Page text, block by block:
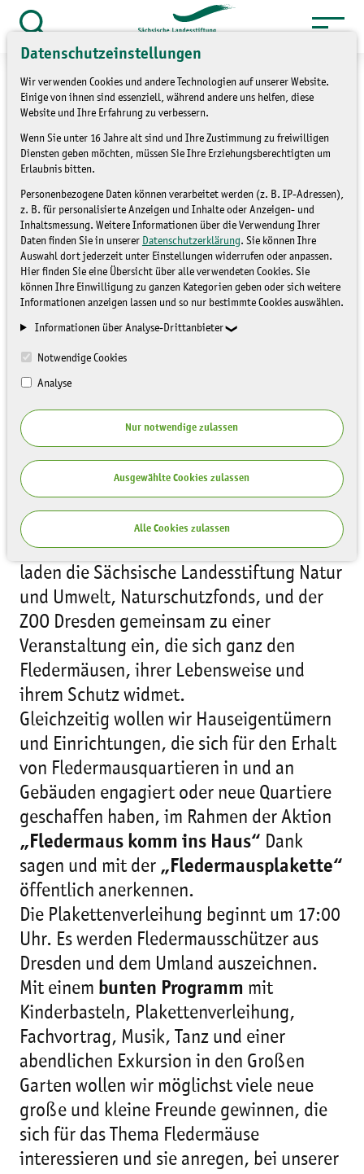
Datenschutzeinstellungen
Wir verwenden Cookies und andere Technologien auf unserer Website.
Einige von ihnen sind essenziell, während andere uns helfen, diese
Website und Ihre Erfahrung zu verbessern.
Wenn Sie unter 16 Jahre alt sind und Ihre Zustimmung zu freiwilligen
Diensten geben möchten, müssen Sie Ihre Erziehungsberechtigten um
Erlaubnis bitten.
Personenbezogene Daten können verarbeitet werden (z. B. IP-Adressen),
z. B. für personalisierte Anzeigen und Inhalte oder Anzeigen- und
Inhaltsmessung. Weitere Informationen über die Verwendung Ihrer
Daten finden Sie in unserer Datenschutzerklärung. Sie können Ihre
Auswahl dort jederzeit unter Einstellungen widerrufen oder anpassen.
Hier finden Sie eine Übersicht über alle verwendeten Cookies. Sie
können Ihre Einwilligung zu ganzen Kategorien geben oder sich weitere
Informationen anzeigen lassen und so nur bestimmte Cookies auswählen.
Informationen über Analyse-Drittanbieter
Notwendige Cookies
Analyse
Nur notwendige zulassen
Ausgewählte Cookies zulassen
Alle Cookies zulassen
Zum
Inhalt
springen
öffnen
Service » Presse und Medien
» Pressemitteilungen
14. Europäischen
Fledermausnacht
PRESSEMITTEILUNGEN
Im Rahmen der14. European Bat Night
laden die Sächsische Landesstiftung Natur
und Umwelt, Naturschutzfonds, und der
ZOO Dresden gemeinsam zu einer
Veranstaltung ein, die sich ganz den
Fledermäusen, ihrer Lebensweise und
ihrem Schutz widmet.
Gleichzeitig wollen wir Hauseigentümern
und Einrichtungen, die sich für den Erhalt
von Fledermausquartieren in und an
Gebäuden engagiert oder neue Quartiere
geschaffen haben, im Rahmen der Aktion
„Fledermaus komm ins Haus“ Dank
sagen und mit der „Fledermausplakette“
öffentlich anerkennen.
Die Plakettenverleihung beginnt um 17:00
Uhr. Es werden Fledermausschützer aus
Dresden und dem Umland auszeichnen.
Mit einem bunten Programm mit
Kinderbasteln, Plakettenverleihung,
Fachvortrag, Musik, Tanz und einer
abendlichen Exkursion in den Großen
Garten wollen wir möglichst viele neue
große und kleine Freunde gewinnen, die
sich für das Thema Fledermäuse
interessieren und sie anregen, bei unserer